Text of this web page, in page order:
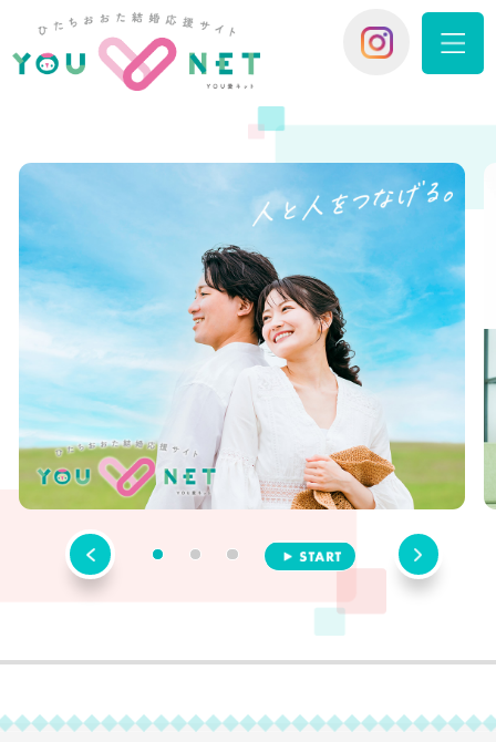
You愛ネッ
前へ 1番目を表示2番目を表示3番目を表示 停止